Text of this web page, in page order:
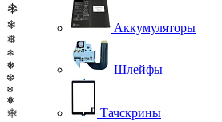
❄
❄
❅
❄
❅
❆
❄
❅
❅
Аккумуляторы
Шлейфы
Тачскрины